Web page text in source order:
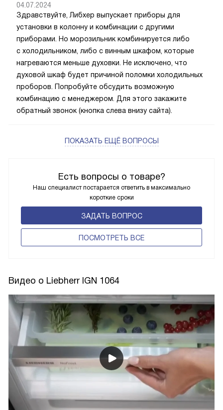
Есть вопросы о товаре?
Наш специалист постарается ответить в максимально
короткие сроки
ЗАДАТЬ ВОПРОС
ПОCМОТРЕТЬ ВСЕ
04.07.2024
Здравствуйте, Либхер выпускает приборы для
установки в колонну и комбинации с другими
приборами. Но морозильник комбинируется либо
с холодильником, либо с винным шкафом, которые
нагреваются меньше духовки. Не исключено, что
духовой шкаф будет причиной поломки холодильных
проборов. Попробуйте обсудить возможную
комбинацию с менеджером. Для этого закажите
обратный звонок (кнопка слева внизу сайта).
ПОКАЗАТЬ ЕЩЁ ВОПРОСЫ
Видео о Liebherr IGN 1064